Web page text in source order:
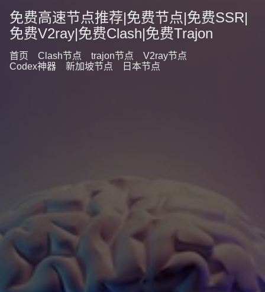
免费高速节点推荐|免费节点|免费SSR|
免费V2ray|免费Clash|免费Trajon
首页 Clash节点 trajon节点
V2ray节点
Codex神器
新加坡节点 日本节点